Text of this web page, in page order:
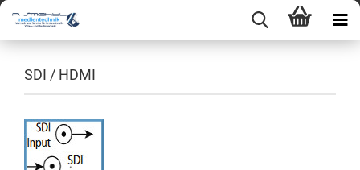
SDI / HDMI